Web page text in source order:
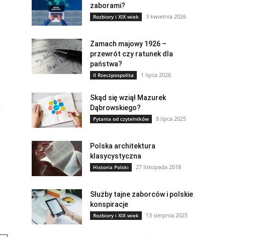
zaborami?
Rozbiory i XIX wiek 3 kwietnia 2026
Zamach majowy 1926 –
przewrót czy ratunek dla
państwa?
II Rzeczpospolita 1 lipca 2026
Skąd się wziął Mazurek
Dąbrowskiego?
Pytania od czytelników 8 lipca 2025
Polska architektura
klasycystyczna
Historia Polski 27 listopada 2018
Służby tajne zaborców i polskie
konspiracje
Rozbiory i XIX wiek 13 sierpnia 2025